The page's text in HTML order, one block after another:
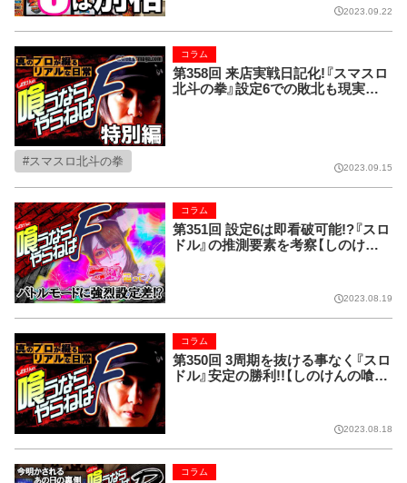
2023.09.22
第358回 来店実戦日記化!『スマスロ
北斗の拳』設定6での敗北も現実的
コラム
スマスロ北斗の拳 2023.09.15
第351回 設定6は即看破可能!?『スロ
ドル』の推測要素を考察【しのけん
コラム
2023.08.19
第350回 3周期を抜ける事なく『スロ
ドル』安定の勝利!!【しのけんの喰う
コラム
2023.08.18
コラム